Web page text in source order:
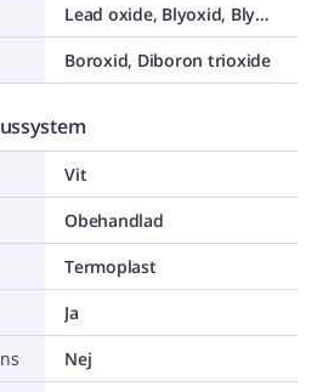
Lead oxide, Blyoxid, Blymonoxid, C.I. Pigment Yellow 46 , C.I. 77577, Litharge, Lead(II) oxide
Boroxid, Diboron trioxide
Vit
Obehandlad
Termoplast
Ja
Nej